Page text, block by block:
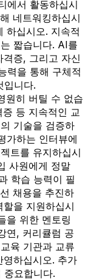
에서 활동하십시
네트워킹하십시
하십시오. 지속적
짧습니다. AI를
증, 그리고 자신
력을 통해 구체적
입니다.
원히 버틸 수 없습
등 지속적인 교
기술을 검증하
가하는 인터뷰에
트를 유지하십시
사원에게 정말
학습 능력이 필
채용을 추진하
을 지원하십시
을 위한 멘토링
연, 커리큘럼 공
육 기관과 교류
하십시오. 추가
중요합니다.